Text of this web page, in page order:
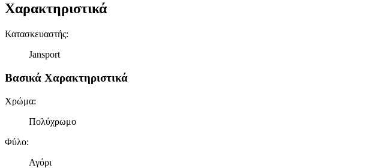
Χαρακτηριστικά
Κατασκευαστής:
Jansport
Βασικά Χαρακτηριστικά
Χρώμα:
Πολύχρωμο
Φύλο:
Αγόρι